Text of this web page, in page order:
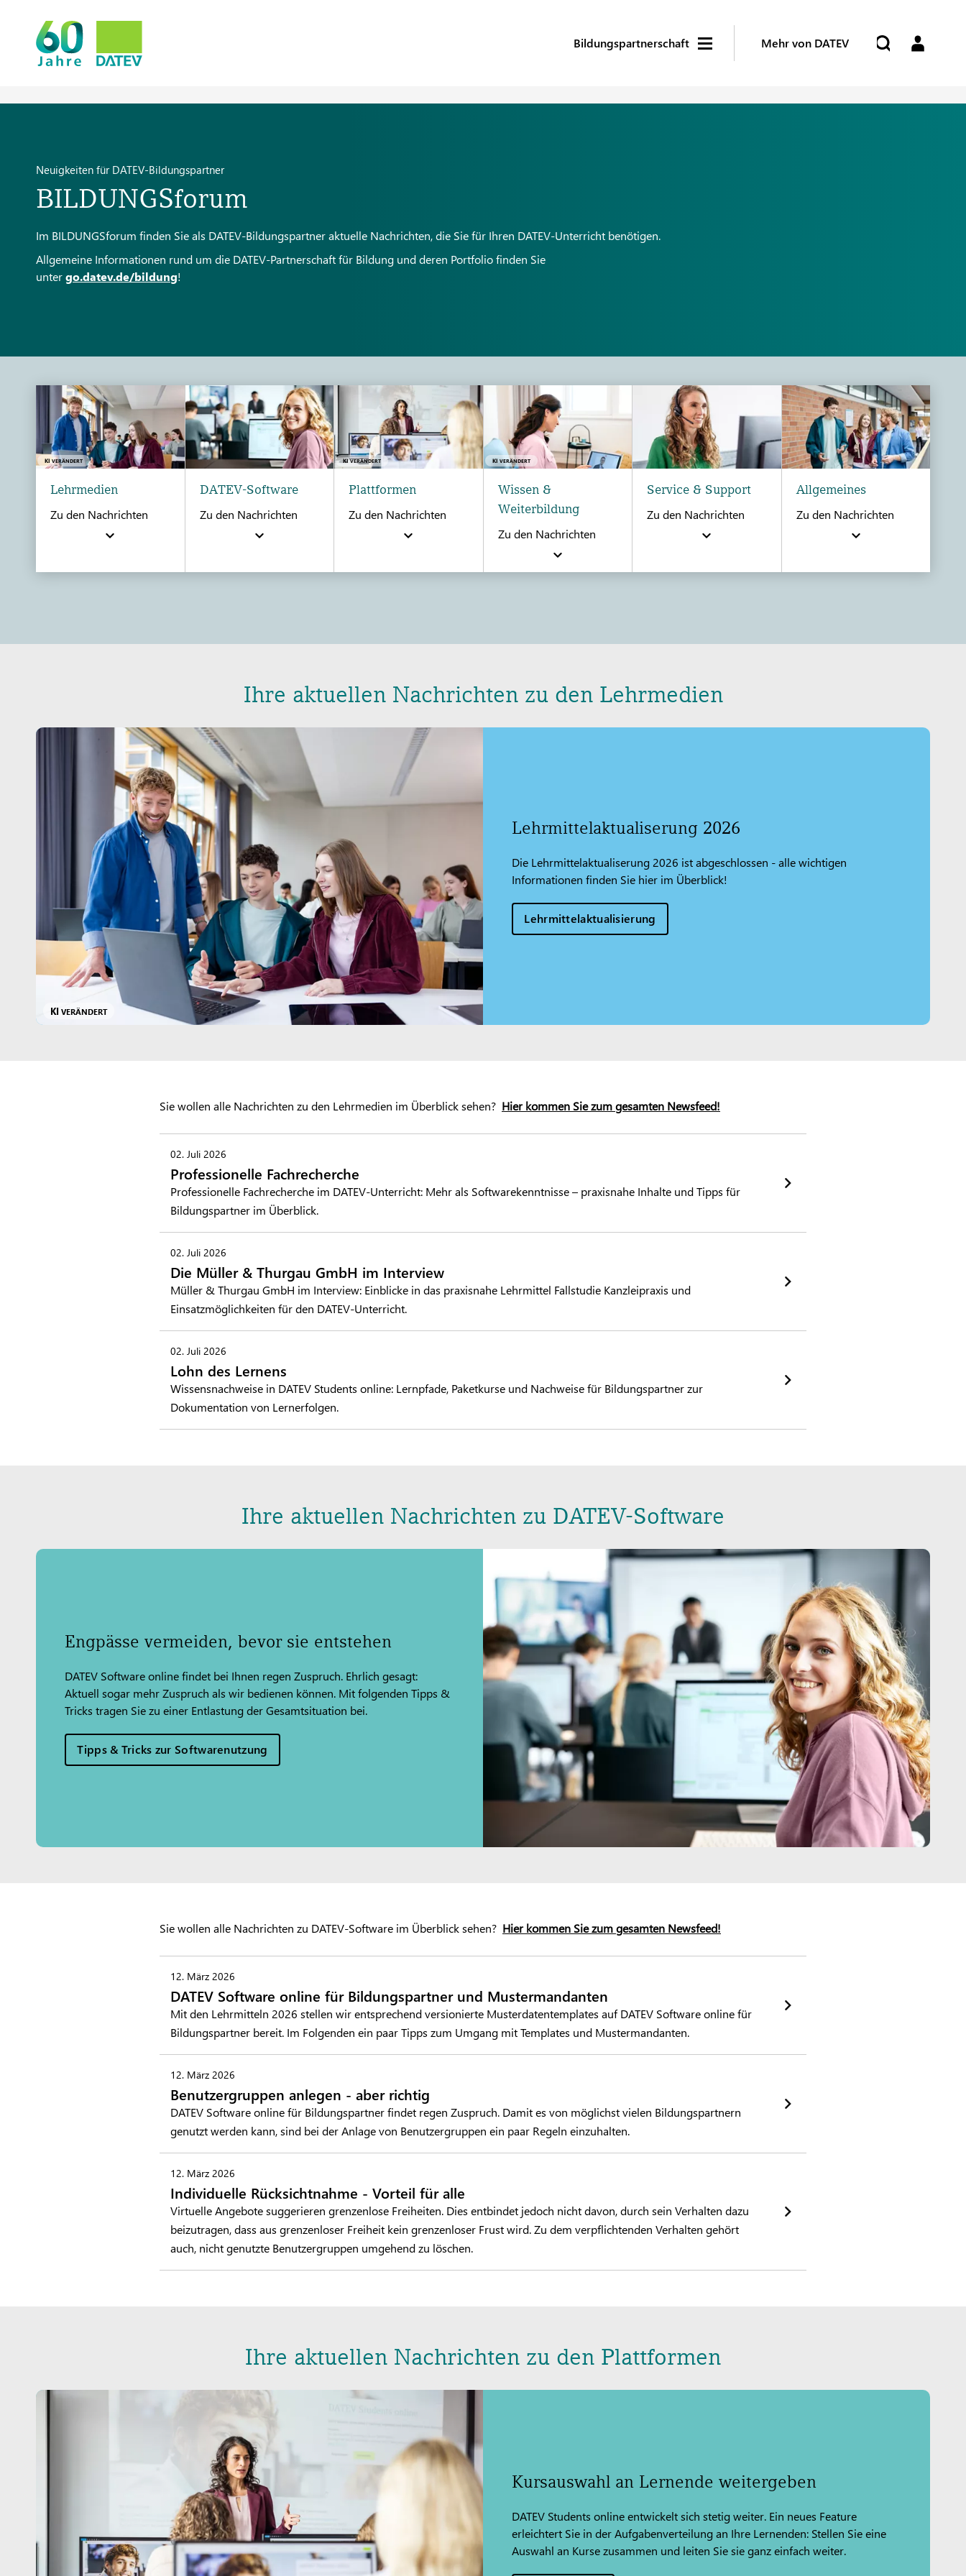
Bildungspartnerschaft Mehr von DATEV
Neuigkeiten für DATEV-Bildungspartner
BILDUNGSforum
Im BILDUNGSforum finden Sie als DATEV-Bildungspartner aktuelle Nachrichten, die Sie für Ihren DATEV-Unterricht benötigen.
Allgemeine Informationen rund um die DATEV-Partnerschaft für Bildung und deren Portfolio finden Sie
untergo.datev.de/bildung!
KI VERÄNDERT
Lehrmedien
Zu den Nachrichten
DATEV-Software
Zu den Nachrichten
KIVERÄNDERT
Plattformen
Zu den Nachrichten
KI VERÄNDERT
Wissen &
Weiterbildung
Zu den Nachrichten
Service & Support
Zu den Nachrichten
Allgemeines
Zu den Nachrichten
Ihre aktuellen Nachrichten zu den Lehrmedien
Lehrmittelaktualiserung 2026
Die Lehrmittelaktualiserung 2026 ist abgeschlossen - alle wichtigen
Informationen finden Sie hier im Überblick!
Lehrmittelaktualisierung
KI VERÄNDERT
Sie wollen alle Nachrichten zu den Lehrmedien im Überblick sehen? Hier kommen Sie zum gesamten Newsfeed!
02. Juli 2026
Professionelle Fachrecherche
Professionelle Fachrecherche im DATEV-Unterricht: Mehr als Softwarekenntnisse – praxisnahe Inhalte und Tipps für
Bildungspartner im Überblick.
02. Juli 2026
Die Müller & Thurgau GmbH im Interview
Müller & Thurgau GmbH im Interview: Einblicke in das praxisnahe Lehrmittel Fallstudie Kanzleipraxis und
Einsatzmöglichkeiten für den DATEV-Unterricht.
02. Juli 2026
Lohn des Lernens
Wissensnachweise in DATEV Students online: Lernpfade, Paketkurse und Nachweise für Bildungspartner zur
Dokumentation von Lernerfolgen.
Ihre aktuellen Nachrichten zu DATEV-Software
Engpässe vermeiden, bevor sie entstehen
DATEV Software online findet bei Ihnen regen Zuspruch. Ehrlich gesagt:
Aktuell sogar mehr Zuspruch als wir bedienen können. Mit folgenden Tipps &
Tricks tragen Sie zu einer Entlastung der Gesamtsituation bei.
Tipps & Tricks zur Softwarenutzung
Sie wollen alle Nachrichten zu DATEV-Software im Überblick sehen? Hier kommen Sie zum gesamten Newsfeed!
12. März 2026
DATEV Software online für Bildungspartner und Mustermandanten
Mit den Lehrmitteln 2026 stellen wir entsprechend versionierte Musterdatentemplates auf DATEV Software online für
Bildungspartner bereit. Im Folgenden ein paar Tipps zum Umgang mit Templates und Mustermandanten.
12. März 2026
Benutzergruppen anlegen - aber richtig
DATEV Software online für Bildungspartner findet regen Zuspruch. Damit es von möglichst vielen Bildungspartnern
genutzt werden kann, sind bei der Anlage von Benutzergruppen ein paar Regeln einzuhalten.
12. März 2026
Individuelle Rücksichtnahme - Vorteil für alle
Virtuelle Angebote suggerieren grenzenlose Freiheiten. Dies entbindet jedoch nicht davon, durch sein Verhalten dazu
beizutragen, dass aus grenzenloser Freiheit kein grenzenloser Frust wird. Zu dem verpflichtenden Verhalten gehört
auch, nicht genutzte Benutzergruppen umgehend zu löschen.
Ihre aktuellen Nachrichten zu den Plattformen
Kursauswahl an Lernende weitergeben
DATEV Students online entwickelt sich stetig weiter. Ein neues Feature
erleichtert Sie in der Aufgabenverteilung an Ihre Lernenden: Stellen Sie eine
Auswahl an Kurse zusammen und leiten Sie sie ganz einfach weiter.